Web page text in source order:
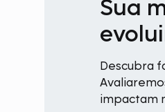
Sua
Descubra
impactam